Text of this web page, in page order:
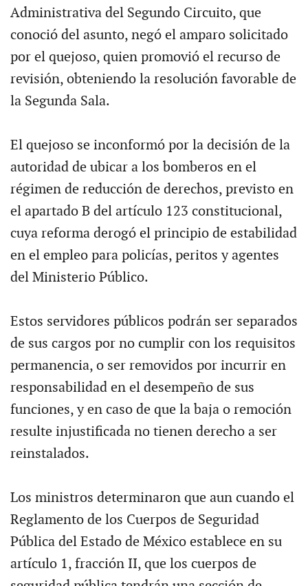
Administrativa del Segundo Circuito, que
conoció del asunto, negó el amparo solicitado
por el quejoso, quien promovió el recurso de
revisión, obteniendo la resolución favorable de
la Segunda Sala.
El quejoso se inconformó por la decisión de la
autoridad de ubicar a los bomberos en el
régimen de reducción de derechos, previsto en
el apartado B del artículo 123 constitucional,
cuya reforma derogó el principio de estabilidad
en el empleo para policías, peritos y agentes
del Ministerio Público.
Estos servidores públicos podrán ser separados
de sus cargos por no cumplir con los requisitos
permanencia, o ser removidos por incurrir en
responsabilidad en el desempeño de sus
funciones, y en caso de que la baja o remoción
resulte injustificada no tienen derecho a ser
reinstalados.
Los ministros determinaron que aun cuando el
Reglamento de los Cuerpos de Seguridad
Pública del Estado de México establece en su
artículo 1, fracción II, que los cuerpos de